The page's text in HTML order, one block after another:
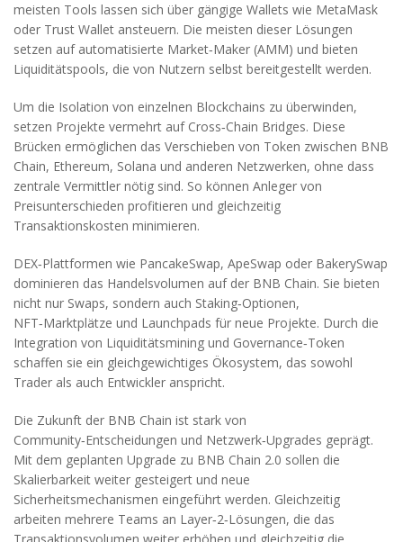
meisten Tools lassen sich über gängige Wallets wie MetaMask
oder Trust Wallet ansteuern. Die meisten dieser Lösungen
setzen auf automatisierte Market‑Maker (AMM) und bieten
Liquiditätspools, die von Nutzern selbst bereitgestellt werden.
Um die Isolation von einzelnen Blockchains zu überwinden,
setzen Projekte vermehrt auf Cross‑Chain Bridges. Diese
Brücken ermöglichen das Verschieben von Token zwischen BNB
Chain, Ethereum, Solana und anderen Netzwerken, ohne dass
zentrale Vermittler nötig sind. So können Anleger von
Preisunterschieden profitieren und gleichzeitig
Transaktionskosten minimieren.
DEX‑Plattformen wie PancakeSwap, ApeSwap oder BakerySwap
dominieren das Handelsvolumen auf der BNB Chain. Sie bieten
nicht nur Swaps, sondern auch Staking‑Optionen,
NFT‑Marktplätze und Launchpads für neue Projekte. Durch die
Integration von Liquiditätsmining und Governance‑Token
schaffen sie ein gleichgewichtiges Ökosystem, das sowohl
Trader als auch Entwickler anspricht.
Die Zukunft der BNB Chain ist stark von
Community‑Entscheidungen und Netzwerk‑Upgrades geprägt.
Mit dem geplanten Upgrade zu BNB Chain 2.0 sollen die
Skalierbarkeit weiter gesteigert und neue
Sicherheitsmechanismen eingeführt werden. Gleichzeitig
arbeiten mehrere Teams an Layer‑2‑Lösungen, die das